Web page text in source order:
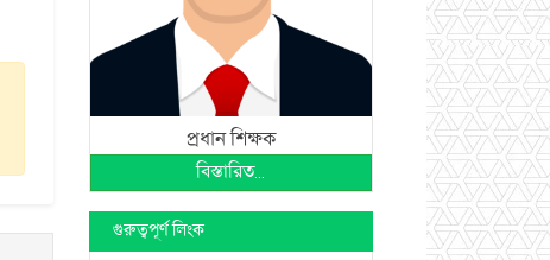
প্রধান শিক্ষক
বিস্তারিত...
গুরুত্বপূর্ণ লিংক